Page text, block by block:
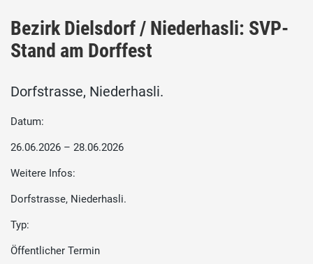
Bezirk Dielsdorf / Niederhasli: SVP-
Stand am Dorffest
Dorfstrasse, Niederhasli.
Datum:
26.06.2026 – 28.06.2026
Weitere Infos:
Dorfstrasse, Niederhasli.
Typ:
Öffentlicher Termin